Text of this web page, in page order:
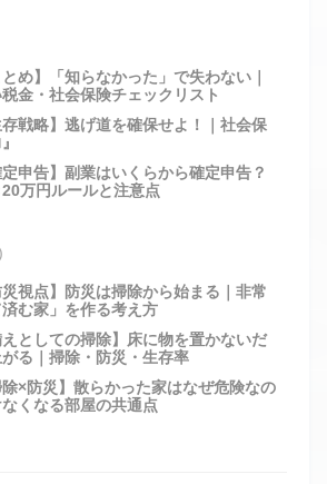
め】「知らなかった」で失わない｜
金・社会保険チェックリスト
戦略】逃げ道を確保せよ！｜社会保
申告】副業はいくらから確定申告？
万円ルールと注意点
視点】防災は掃除から始まる｜非常
む家」を作る考え方
としての掃除】床に物を置かないだ
る｜掃除・防災・生存率
×防災】散らかった家はなぜ危険なの
くなる部屋の共通点